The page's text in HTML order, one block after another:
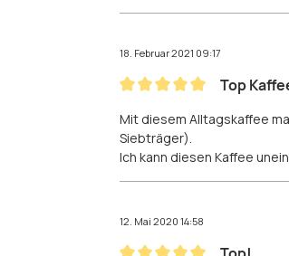
18. Februar 2021 09:17
Top
Mit diesem Alltagskaffee
Siebträger).
Ich kann diesen Kaffee
12. Mai 2020 14:58